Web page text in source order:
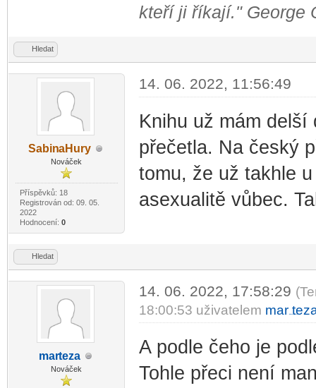
kteří ji říkají." George
Hledat
SabinaHury
Nováček
Příspěvků: 18
Registrován od: 09. 05.
2022
Hodnocení: 0
14. 06. 2022, 11:56:49
Knihu už mám
přečetla. Na český
tomu, že už takhle
asexualitě vůbec.
Hledat
marteza
Nováček
14. 06. 2022, 17:58:29
18:00:53 uživatelem mar
A podle čeho je
Tohle přeci není